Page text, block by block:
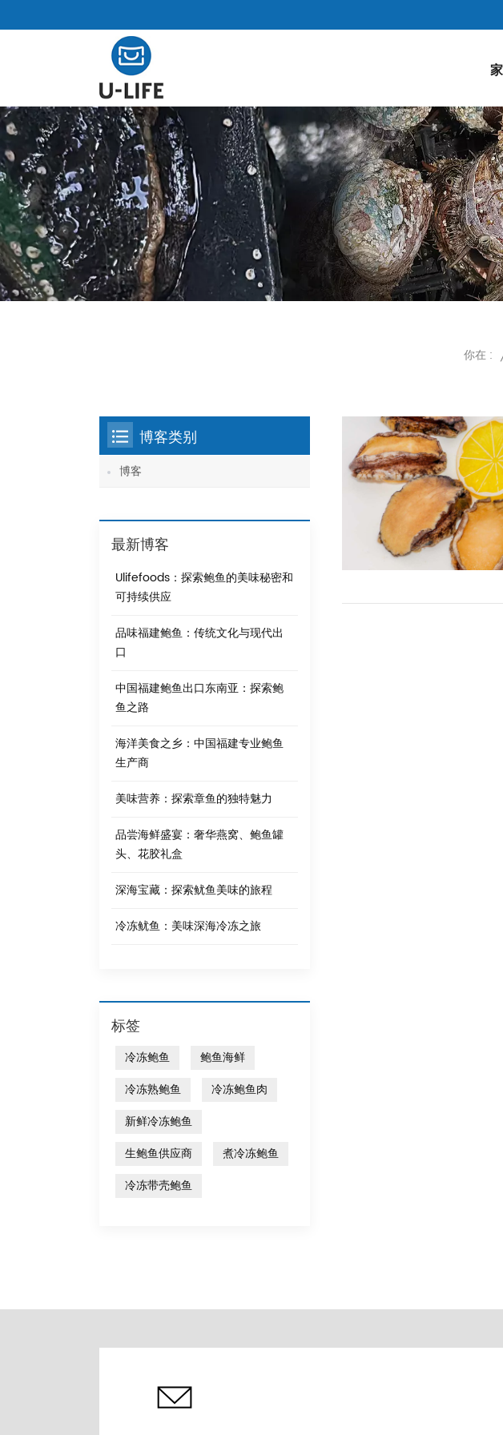
家
你在 :
博客类别
博客
最新博客
Ulifefoods：探索鲍鱼的美味秘密和
可持续供应
品味福建鲍鱼：传统文化与现代出
口
中国福建鲍鱼出口东南亚：探索鲍
鱼之路
海洋美食之乡：中国福建专业鲍鱼
生产商
美味营养：探索章鱼的独特魅力
品尝海鲜盛宴：奢华燕窝、鲍鱼罐
头、花胶礼盒
深海宝藏：探索鱿鱼美味的旅程
冷冻鱿鱼：美味深海冷冻之旅
标签
冷冻鲍鱼
鲍鱼海鲜
冷冻熟鲍鱼
冷冻鲍鱼肉
新鲜冷冻鲍鱼
生鲍鱼供应商
煮冷冻鲍鱼
冷冻带壳鲍鱼